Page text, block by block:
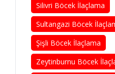
Silivri Böcek İlaçlama
Sultangazi Böcek
Şişli Böcek İlaçlama
Zeytinburnu Böcek